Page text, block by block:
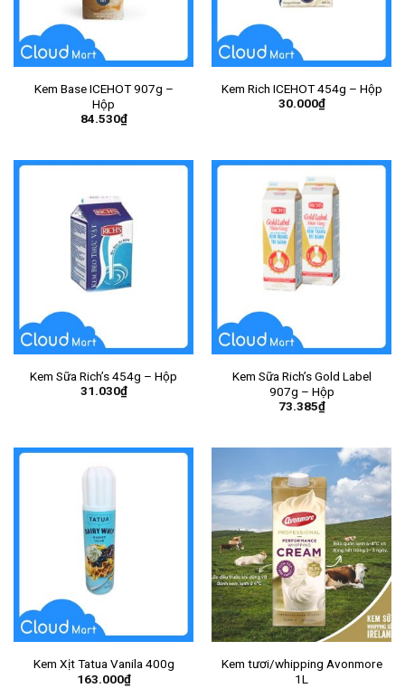
Kem Base ICEHOT 907g –
Hộp
84.530₫
Kem Rich ICEHOT 454g – Hộp
30.000₫
Kem Sữa Rich’s 454g – Hộp
31.030₫
Kem Sữa Rich’s Gold Label
907g – Hộp
73.385₫
Kem Xịt Tatua Vanila 400g
163.000₫
Kem tươi/whipping Avonmore
1L